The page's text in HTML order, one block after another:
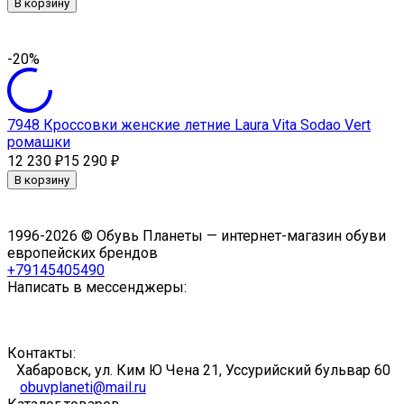
В корзину
-20%
7948 Кроссовки женские летние Laura Vita Sodao Vert
ромашки
12 230 ₽15 290 ₽
В корзину
1996-2026 © Обувь Планеты — интернет-магазин обуви
европейских брендов
+79145405490
Написать в мессенджеры:
Контакты:
Хабаровск, ул. Ким Ю Чена 21, Уссурийский бульвар 60
obuvplaneti@mail.ru